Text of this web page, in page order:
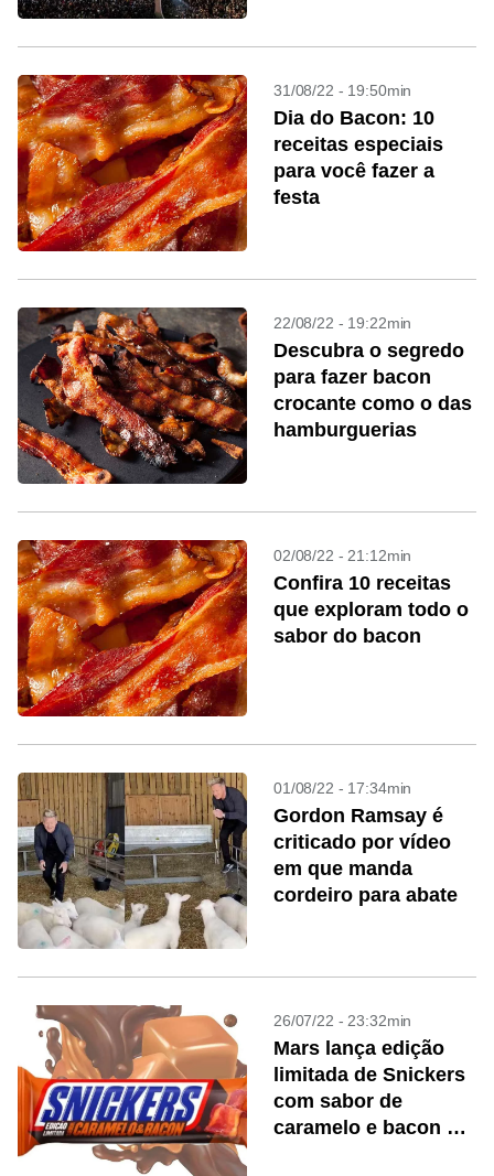
31/08/22 - 19:50min
Dia do Bacon: 10
receitas especiais
para você fazer a
festa
22/08/22 - 19:22min
Descubra o segredo
para fazer bacon
crocante como o das
hamburguerias
02/08/22 - 21:12min
Confira 10 receitas
que exploram todo o
sabor do bacon
01/08/22 - 17:34min
Gordon Ramsay é
criticado por vídeo
em que manda
cordeiro para abate
26/07/22 - 23:32min
Mars lança edição
limitada de Snickers
com sabor de
caramelo e bacon no